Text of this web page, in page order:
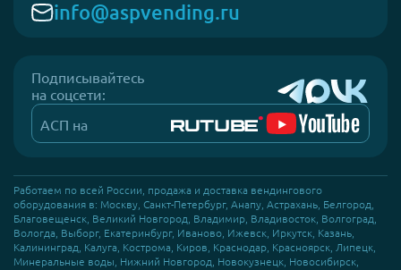
info@aspvending.ru
Подписывайтесь
на соцсети:
АСП на
Работаем по всей России, продажа и доставка вендингового
оборудования в: Москву, Санкт-Петербург, Анапу, Астрахань, Белгород,
Благовещенск, Великий Новгород, Владимир, Владивосток, Волгоград,
Вологда, Выборг, Екатеринбург, Иваново, Ижевск, Иркутск, Казань,
Калининград, Калуга, Кострома, Киров, Краснодар, Красноярск, Липецк,
Минеральные воды, Нижний Новгород, Новокузнецк, Новосибирск,